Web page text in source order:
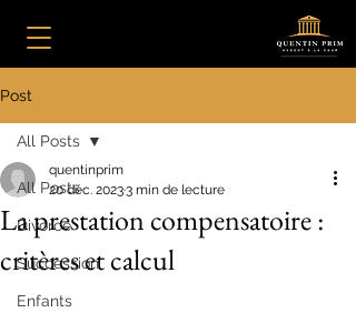
Post
All Posts
Divorce
Succession
Enfants
All Posts
La prestation compensatoire :
critères et calcul
quentinprim
20 déc. 20233 min de lecture